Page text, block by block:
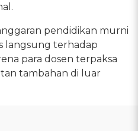
pendidikan murni
langsung terhadap
para dosen terpaksa
tambahan di luar